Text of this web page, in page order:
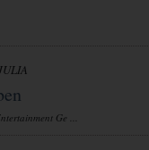
Ge ...